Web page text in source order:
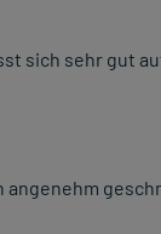
sich sehr gut